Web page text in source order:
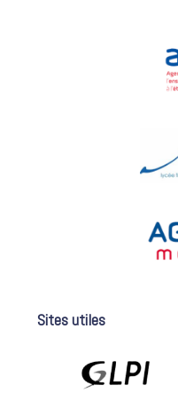
Sites utiles